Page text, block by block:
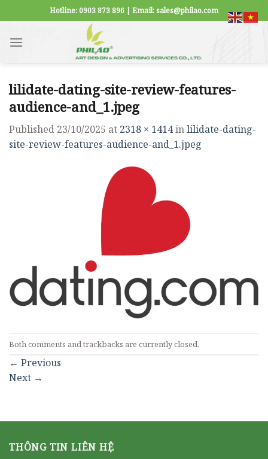
to
content
Hotline: 0903 873 896 | Email: sales@philao.com
lilidate-dating-site-review-features-
audience-and_1.jpeg
Published 23/10/2025 at 2318 × 1414inlilidate-dating-
site-review-features-audience-and_1.jpeg
Both comments and trackbacks are currently closed.
← Previous
Next →
THÔNG TIN LIÊN HỆ